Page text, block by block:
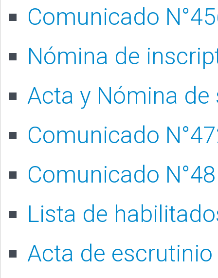
Comunicado
Nómina de
Acta y Nómina
Comunicado
Comunicado
Lista de
Acta de escrutinio